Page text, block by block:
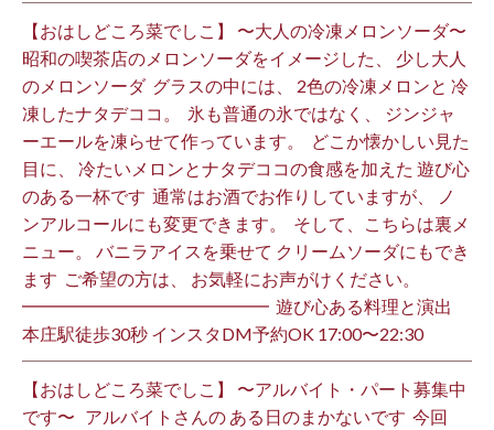
【おはしどころ菜でしこ】 〜大人の冷凍メロンソーダ〜 ⁡
昭和の喫茶店のメロンソーダをイメージした、 少し大人
のメロンソーダ ⁡ グラスの中には、 2色の冷凍メロンと 冷
凍したナタデココ。 ⁡ 氷も普通の氷ではなく、 ジンジャ
ーエールを凍らせて作っています。 ⁡ どこか懐かしい見た
目に、 冷たいメロンとナタデココの食感を加えた 遊び心
のある一杯です ⁡ 通常はお酒でお作りしていますが、 ノ
ンアルコールにも変更できます。 ⁡ そして、こちらは裏メ
ニュー。 バニラアイスを乗せて クリームソーダにもでき
ます ⁡ ご希望の方は、 お気軽にお声がけください。 ⁡
━━━━━━━━━━━━━━ ⁡ 遊び心ある料理と演出
本庄駅徒歩30秒 インスタDM予約OK 17:00〜22:30 ⁡
【おはしどころ菜でしこ】 〜アルバイト・パート募集中
です〜 ⁡ ⁡ アルバイトさんの ある日のまかないです ⁡ 今回